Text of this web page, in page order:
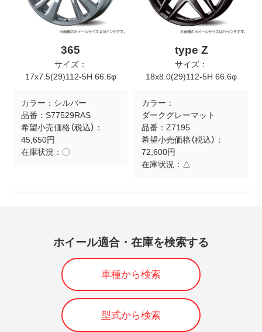
365
サイズ：
17x7.5(29)112-5H 66.6φ
カラー： シルバー
品番： S77529RAS
希望小売価格（税込）：
45,650円
在庫状況： 〇
type Z
サイズ：
18x8.0(29)112-5H 66.6φ
カラー：
ダークグレーマット
品番： Z7195
希望小売価格（税込）：
72,600円
在庫状況： △
ホイール適合・在庫を検索する
車種から検索
型式から検索